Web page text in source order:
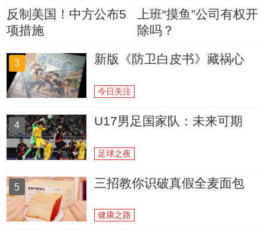
反制美国！中方公布5
项措施
上班“摸鱼”公司有权开
除吗？
3 新版《防卫白皮书》藏祸心
今日关注
4 U17男足国家队：未来可期
足球之夜
5 三招教你识破真假全麦面包
健康之路